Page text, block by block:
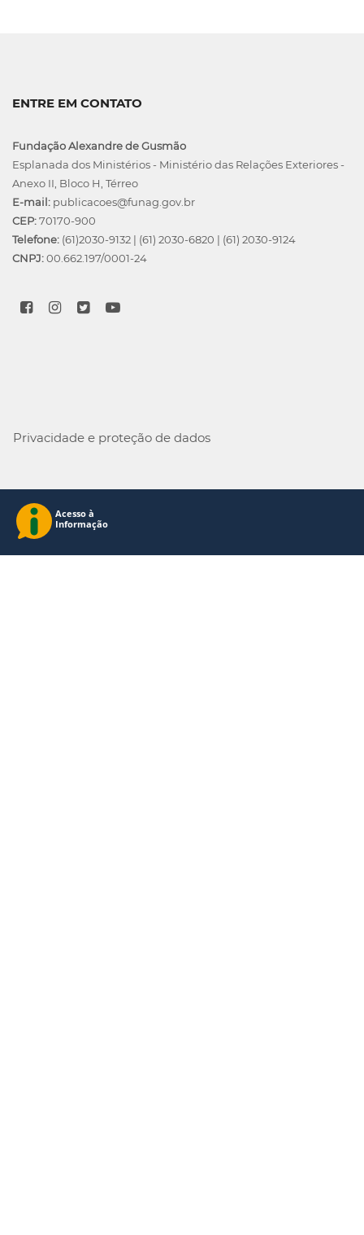
ENTRE EM CONTATO
Fundação Alexandre de Gusmão
Esplanada dos Ministérios - Ministério das Relações Exteriores -
Anexo II, Bloco H, Térreo
E-mail: publicacoes@funag.gov.br
CEP:70170-900
Telefone: (61)2030-9132 | (61) 2030-6820 | (61) 2030-9124
CNPJ:00.662.197/0001-24
Privacidade e proteção de dados